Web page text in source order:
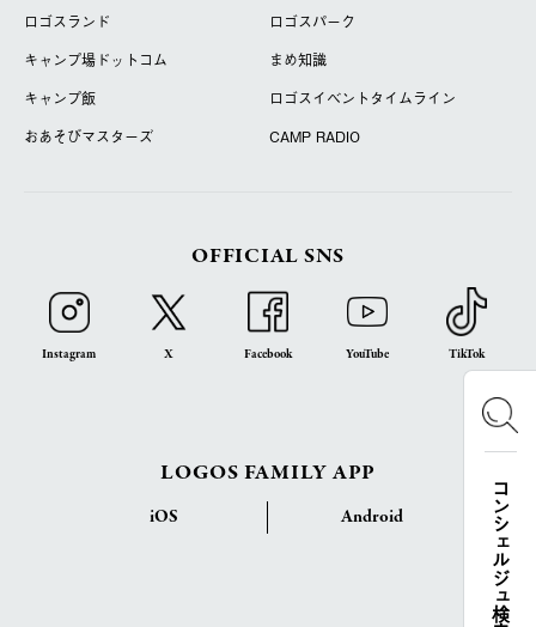
コンシェルジュ検索
ロゴスランド
ロゴスパーク
キャンプ場ドットコム
まめ知識
キャンプ飯
ロゴスイベントタイムライン
おあそびマスターズ
CAMP RADIO
OFFICIAL SNS
Instagram X Facebook YouTube TikTok
LOGOS FAMILY APP
iOS Android